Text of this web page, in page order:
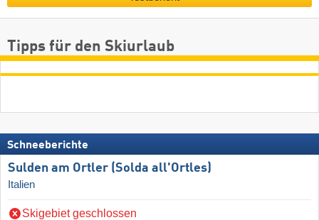
Tipps für den Skiurlaub
Schneeberichte
Sulden am Ortler (Solda all'Ortles)
Italien
Skigebiet geschlossen